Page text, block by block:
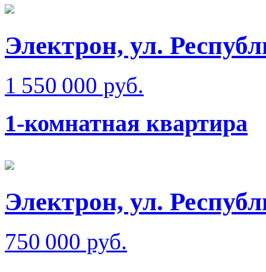
Электрон, ул.
1 550 000 руб.
1-комнатная квартира
Электрон, ул.
750 000 руб.